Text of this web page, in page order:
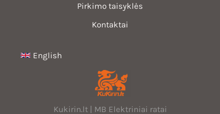
Pirkimo taisyklės
Kontaktai
English
Kukirin.lt | MB Elektriniai ratai